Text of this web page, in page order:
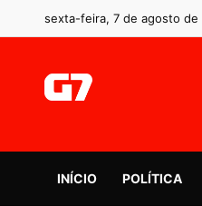
sexta-feira, 7 de agosto de
INÍCIO POLÍTICA